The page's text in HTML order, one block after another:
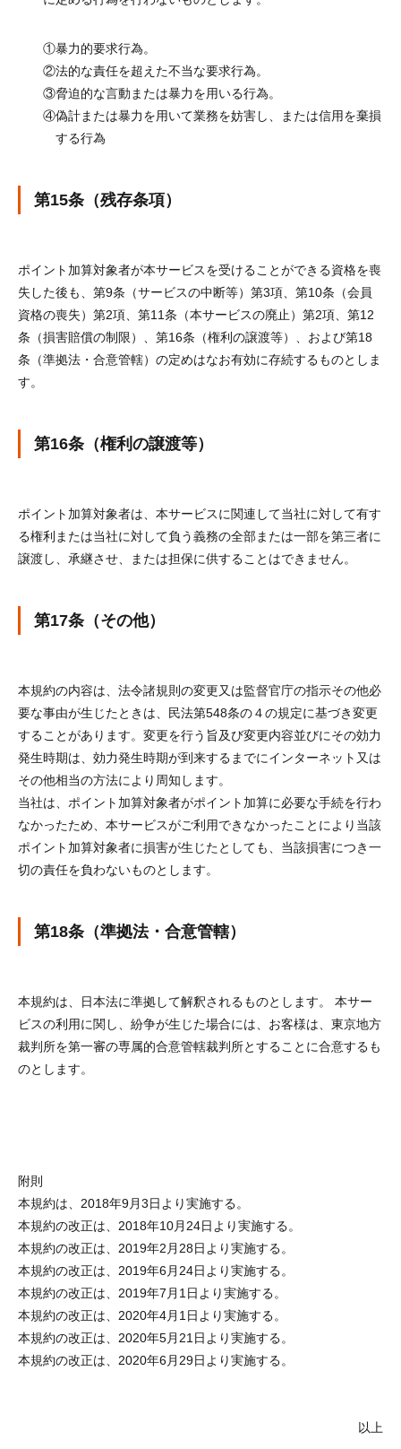
①暴力的要求行為。
②法的な責任を超えた不当な要求行為。
③脅迫的な言動または暴力を用いる行為。
④偽計または暴力を用いて業務を妨害し、または信用を棄損
する行為
第15条（残存条項）
ポイント加算対象者が本サービスを受けることができる資格を喪
失した後も、第9条（サービスの中断等）第3項、第10条（会員
資格の喪失）第2項、第11条（本サービスの廃止）第2項、第12
条（損害賠償の制限）、第16条（権利の譲渡等）、および第18
条（準拠法・合意管轄）の定めはなお有効に存続するものとしま
す。
第16条（権利の譲渡等）
ポイント加算対象者は、本サービスに関連して当社に対して有す
る権利または当社に対して負う義務の全部または一部を第三者に
譲渡し、承継させ、または担保に供することはできません。
第17条（その他）
本規約の内容は、法令諸規則の変更又は監督官庁の指示その他必
要な事由が生じたときは、民法第548条の４の規定に基づき変更
することがあります。変更を行う旨及び変更内容並びにその効力
発生時期は、効力発生時期が到来するまでにインターネット又は
その他相当の方法により周知します。
当社は、ポイント加算対象者がポイント加算に必要な手続を行わ
なかったため、本サービスがご利用できなかったことにより当該
ポイント加算対象者に損害が生じたとしても、当該損害につき一
切の責任を負わないものとします。
第18条（準拠法・合意管轄）
本規約は、日本法に準拠して解釈されるものとします。 本サー
ビスの利用に関し、紛争が生じた場合には、お客様は、東京地方
裁判所を第一審の専属的合意管轄裁判所とすることに合意するも
のとします。
附則
本規約は、2018年9月3日より実施する。
本規約の改正は、2018年10月24日より実施する。
本規約の改正は、2019年2月28日より実施する。
本規約の改正は、2019年6月24日より実施する。
本規約の改正は、2019年7月1日より実施する。
本規約の改正は、2020年4月1日より実施する。
本規約の改正は、2020年5月21日より実施する。
本規約の改正は、2020年6月29日より実施する。
以上